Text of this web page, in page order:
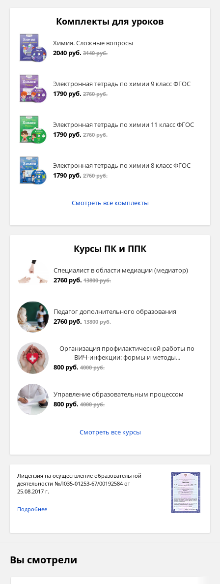
Комплекты для уроков
Химия. Сложные вопросы
2040 руб. 3140 руб.
Электронная тетрадь по химии 9 класс ФГОС
1790 руб. 2760 руб.
Электронная тетрадь по химии 11 класс ФГОС
1790 руб. 2760 руб.
Электронная тетрадь по химии 8 класс ФГОС
1790 руб. 2760 руб.
Смотреть все комплекты
Курсы ПК и ППК
Специалист в области медиации (медиатор)
2760 руб. 13800 руб.
Педагог дополнительного образования
2760 руб. 13800 руб.
Организация профилактической работы по
ВИЧ-инфекции: формы и методы...
800 руб. 4000 руб.
Управление образовательным процессом
800 руб. 4000 руб.
Смотреть все курсы
Лицензия на осуществление образовательной
деятельности №Л035-01253-67/00192584 от
25.08.2017 г.
Подробнее
Вы смотрели